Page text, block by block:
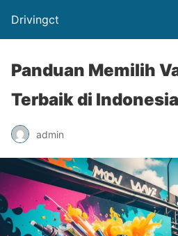
Drivingct
Panduan Memilih
Terbaik di Indonesia
admin